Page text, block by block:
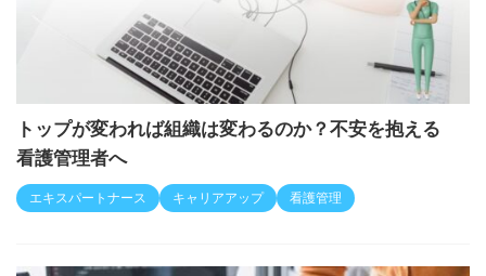
トップが変われば組織は変わるのか？不安を抱える
看護管理者へ
エキスパートナース キャリアアップ 看護管理